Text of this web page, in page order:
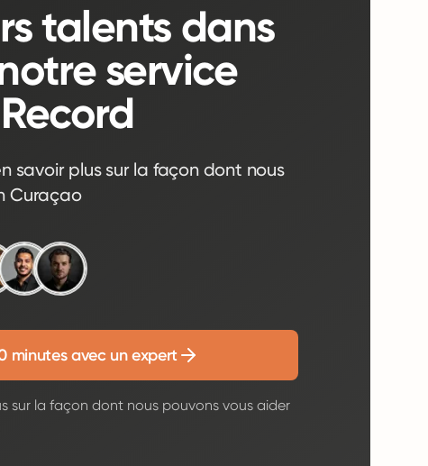
talents dans
service
savoir plus sur la façon dont nous
Curaçao
minutes avec un expert
sur la façon dont nous pouvons vous aider